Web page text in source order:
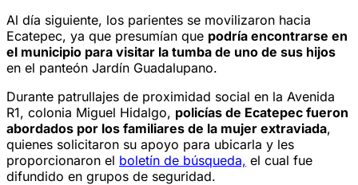
Al día siguiente, los parientes se movilizaron hacia
Ecatepec, ya que presumían que podría encontrarse en
el municipio para visitar la tumba de uno de sus hijos
en el panteón Jardín Guadalupano.
Durante patrullajes de proximidad social en la Avenida
R1, colonia Miguel Hidalgo, policías de Ecatepec fueron
abordados por los familiares de la mujer extraviada,
quienes solicitaron su apoyo para ubicarla y les
proporcionaron el boletín de búsqueda, el cual fue
difundido en grupos de seguridad.